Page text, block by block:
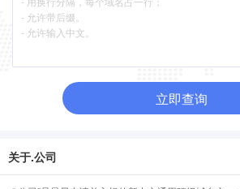
立即查询
关于.公司